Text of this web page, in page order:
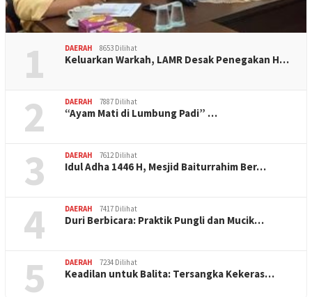
1 DAERAH 8653 Dilihat
Keluarkan Warkah, LAMR Desak Penegakan H…
2 DAERAH 7887 Dilihat
“Ayam Mati di Lumbung Padi” …
3 DAERAH 7612 Dilihat
Idul Adha 1446 H, Mesjid Baiturrahim Ber…
4 DAERAH 7417 Dilihat
Duri Berbicara: Praktik Pungli dan Mucik…
5 DAERAH 7234 Dilihat
Keadilan untuk Balita: Tersangka Kekeras…